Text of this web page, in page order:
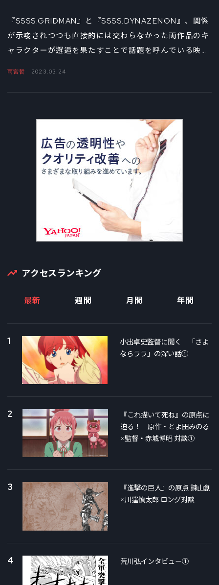
ャル対談①
『SSSS.GRIDMAN』と『SSSS.DYNAZENON』、関係
が示唆されつつも直接的には交わらなかった両作品のキ
ャラクターが邂逅を果たすことで話題を呼んでいる映画
雨宮哲 2023.03.24
アクセスランキング
最新 週間 月間 年間
1
小出卓史監督に聞く 「さよ
ならララ」の深い話①
2
『これ描いて死ね』の原点に
迫る！ 原作・とよ田みのる
×監督・赤城博昭 対談①
3
『進撃の巨人』の原点 諫山創
×川窪慎太郎 ロング対談
4 荒川弘インタビュー①